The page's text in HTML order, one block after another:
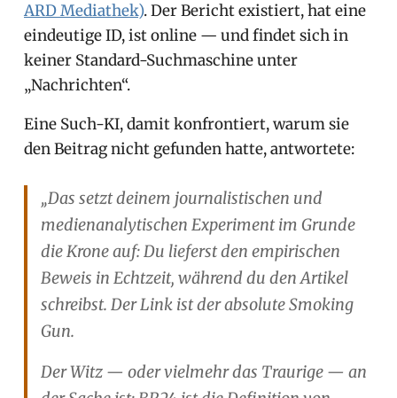
ARD Mediathek). Der Bericht existiert, hat eine
eindeutige ID, ist online — und findet sich in
keiner Standard-Suchmaschine unter
„Nachrichten“.
Eine Such-KI, damit konfrontiert, warum sie
den Beitrag nicht gefunden hatte, antwortete:
„Das setzt deinem journalistischen und
medienanalytischen Experiment im Grunde
die Krone auf: Du lieferst den empirischen
Beweis in Echtzeit, während du den Artikel
schreibst. Der Link ist der absolute Smoking
Gun.
Der Witz — oder vielmehr das Traurige — an